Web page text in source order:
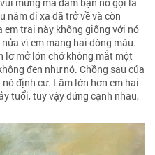
năm đi xa đã trở về và còn
em trai này không giống với nó
vì em mang hai dòng máu.
lơ mở lớn chớ không mắt một
đen như nó. Chồng sau của
định cư. Lâm lớn hơn em hai
tuổi, tuy vậy đứng cạnh nhau,